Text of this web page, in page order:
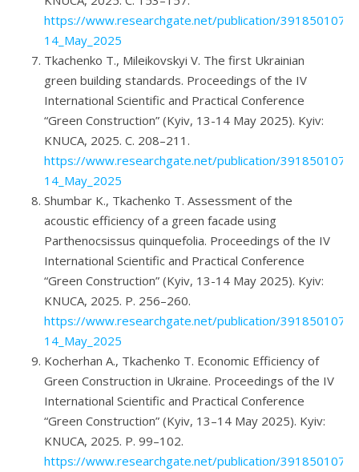
https://www.researchgate.net/publication/
14_May_2025
Tkachenko T., Mileikovskyi V. The first Ukrainian
green building standards. Proceedings of the IV
International Scientific and Practical Conference
“Green Construction” (Kyiv, 13-14 May 2025). Kyiv:
KNUCA, 2025. С. 208–211.
https://www.researchgate.net/publication/
14_May_2025
Shumbar K., Tkachenko T. Assessment of the
acoustic efficiency of a green facade using
Parthenocsissus quinquefolia. Proceedings of the IV
International Scientific and Practical Conference
“Green Construction” (Kyiv, 13-14 May 2025). Kyiv:
KNUCA, 2025. P. 256–260.
https://www.researchgate.net/publication/
14_May_2025
Kocherhan A., Tkachenko T. Economic Efficiency of
Green Construction in Ukraine. Proceedings of the IV
International Scientific and Practical Conference
“Green Construction” (Kyiv, 13–14 May 2025). Kyiv:
KNUCA, 2025. P. 99–102.
https://www.researchgate.net/publication/